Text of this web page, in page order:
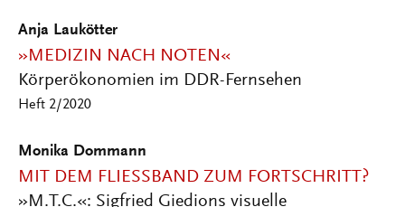
Anja Laukötter
»MEDIZIN NACH NOTEN«
Körperökonomien im DDR-Fernsehen
Heft 2/2020
Monika Dommann
MIT DEM FLIESSBAND ZUM FORTSCHRITT?
»M.T.C.«: Sigfried Giedions visuelle